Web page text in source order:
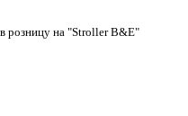
розницу на "Stroller B&E"